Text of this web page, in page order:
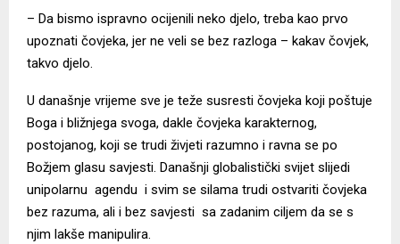
– Da bismo ispravno ocijenili neko djelo, treba kao prvo
upoznati čovjeka, jer ne veli se bez razloga – kakav čovjek,
takvo djelo.
U današnje vrijeme sve je teže susresti čovjeka koji poštuje
Boga i bližnjega svoga, dakle čovjeka karakternog,
postojanog, koji se trudi živjeti razumno i ravna se po
Božjem glasu savjesti. Današnji globalistički svijet slijedi
unipolarnu agendu i svim se silama trudi ostvariti čovjeka
bez razuma, ali i bez savjesti sa zadanim ciljem da se s
njim lakše manipulira.